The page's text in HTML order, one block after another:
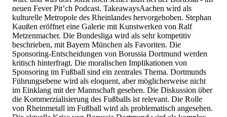
neuen Fever Pit’ch Podcast. TakeawaysAachen wird als
kulturelle Metropole des Rheinlandes hervorgehoben. Stephan
Kaußen eröffnet eine Galerie mit Kunstwerken von Ralf
Metzenmacher. Die Bundesliga wird als sehr kompetitiv
beschrieben, mit Bayern München als Favoriten. Die
Sponsoring-Entscheidungen von Borussia Dortmund werden
kritisch hinterfragt. Die moralischen Implikationen von
Sponsoring im Fußball sind ein zentrales Thema. Dortmunds
Führungsebene wird als eloquent, aber möglicherweise nicht
im Einklang mit der Mannschaft gesehen. Die Diskussion über
die Kommerzialisierung des Fußballs ist relevant. Die Rolle
von Rheinmetall im Fußball wird als problematisch angesehen.